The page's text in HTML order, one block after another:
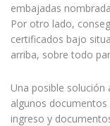
embajadas
Por otro lado,
certificados bajo
arriba, sobre todo
Una posible
algunos
ingreso y